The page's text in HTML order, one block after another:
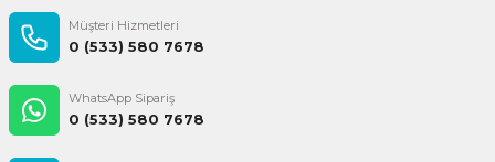
Müşteri Hizmetleri
0 (533) 580 7678
WhatsApp Sipariş
0 (533) 580 7678